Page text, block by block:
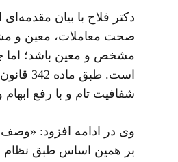
دکتر فلاح با بیان
مشخص و معین باشد؛ اما
است.
شفافیت تام و با رفع
وی در ادامه افزود:
بر همین اساس طبق نظام